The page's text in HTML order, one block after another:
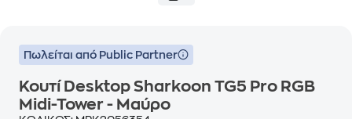
Πωλείται από Public Partner
Κουτί Desktop Sharkoon TG5 Pro RGB
Midi-Tower - Μαύρο